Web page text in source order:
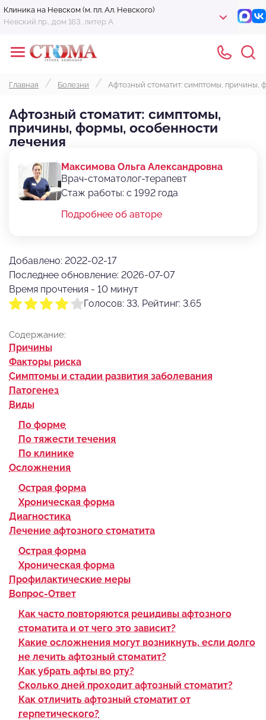
Клиника на Невском (м. пл. Ал. Невского)
Невский пр., дом 163, литер А
Главная Болезни Афтозный стоматит: симптомы, причины,
Афтозный стоматит: симптомы,
причины, формы, особенности
лечения
Максимова Ольга Александровна
Врач-стоматолог-терапевт
Стаж работы: с 1992 года
Подробнее об авторе
Добавлено: 2022-02-17
Последнее обновление: 2026-07-07
Время прочтения - 10 минут
Голосов: 33, Рейтинг: 3.65
Содержание:
Причины
Факторы риска
Симптомы и стадии развития заболевания
Патогенез
Виды
По форме
По тяжести течения
По клинике
Осложнения
Острая форма
Хроническая форма
Диагностика
Лечение афтозного стоматита
Острая форма
Хроническая форма
Профилактические меры
Вопрос-Ответ
Как часто повторяются рецидивы афтозного
стоматита и от чего это зависит?
Какие осложнения могут возникнуть, если долго
не лечить афтозный стоматит?
Как убрать афты во рту?
Сколько дней проходит афтозный стоматит?
Как отличить афтозный стоматит от
герпетического?